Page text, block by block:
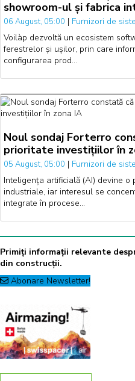
showroom-ul și fabrica
06 August, 05:00 | Furnizori de
Voilàp dezvoltă un ecosistem
ferestrelor și ușilor, prin care
configurarea prod…
Noul sondaj Forterro
prioritate investițiilor în
05 August, 05:00 | Furnizori de
Inteligența artificială (AI) devine
industriale, iar interesul se
integrate în procese…
Primiți informații relevante
din construcții.
Abonare Newsletter!